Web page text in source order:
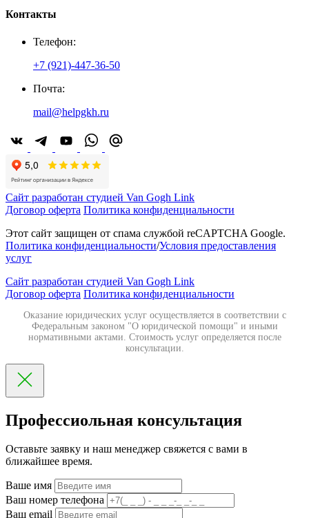
Контакты
Телефон:
+7 (921)-447-36-50
Почта:
mail@helpgkh.ru
Сайт разработан студией Van Gogh Link
Договор оферта Политика конфиденциальности
Этот сайт защищен от спама службой reCAPTCHA Google.
Политика конфиденциальности/Условия предоставления
услуг
Сайт разработан студией Van Gogh Link
Договор оферта Политика конфиденциальности
Оказание юридических услуг осуществляется в соответствии с
Федеральным законом "О юридической помощи" и иными
нормативными актами. Стоимость услуг определяется после
консультации.
Профессиольная консультация
Оставьте заявку и наш менеджер свяжется с вами в
ближайшее время.
Ваше имя
Ваш номер телефона
Ваш email